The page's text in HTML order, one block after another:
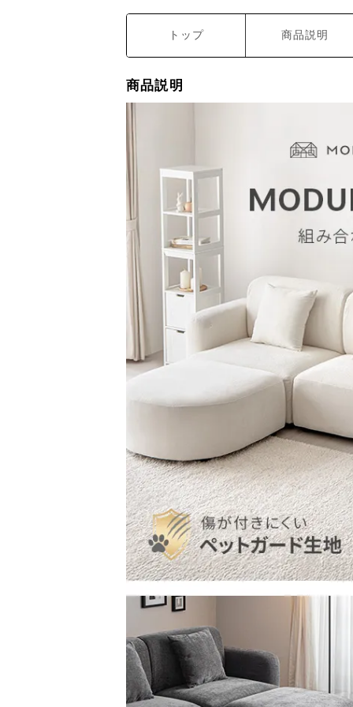
トップ 商品説明
商品説明